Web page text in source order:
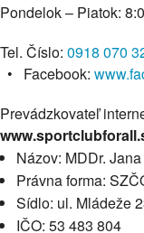
Pondelok – Piatok:
Tel. Číslo: 0918 070
•
Facebook:
Prevádzkovateľ
Názov: MDDr.
Právna forma:
Sídlo: ul. Mládeže
IČO: 53 483 804